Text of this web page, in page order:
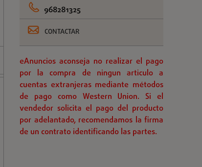
968281325
CONTACTAR
eAnuncios aconseja no realizar el pago
por la compra de ningun articulo a
cuentas extranjeras mediante métodos
de pago como Western Union. Si el
vendedor solicita el pago del producto
por adelantado, recomendamos la firma
de un contrato identificando las partes.